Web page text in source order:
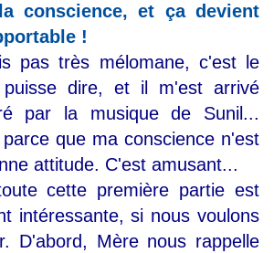
conscience, et ça devient
!
pas très mélomane, c'est le
dire, et il m'est arrivé
par la musique de Sunil...
que ma conscience n'est
attitude. C'est amusant...
cette première partie est
intéressante, si nous voulons
D'abord, Mère nous rappelle